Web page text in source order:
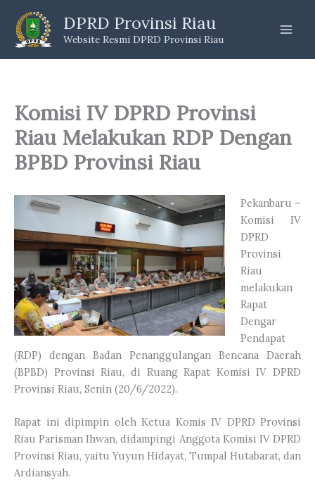
content
DPRD Provinsi Riau
Website Resmi DPRD Provinsi Riau
Komisi IV DPRD Provinsi
Riau Melakukan RDP Dengan
BPBD Provinsi Riau
Pekanbaru –
Komisi IV
DPRD
Provinsi
Riau
melakukan
Rapat
Dengar
Pendapat
(RDP) dengan Badan Penanggulangan Bencana Daerah
(BPBD) Provinsi Riau, di Ruang Rapat Komisi IV DPRD
Provinsi Riau, Senin (20/6/2022).
Rapat ini dipimpin oleh Ketua Komis IV DPRD Provinsi
Riau Parisman Ihwan, didampingi Anggota Komisi IV DPRD
Provinsi Riau, yaitu Yuyun Hidayat, Tumpal Hutabarat, dan
Ardiansyah.